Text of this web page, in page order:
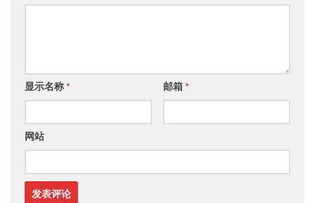
显示名称* 邮箱*
网站